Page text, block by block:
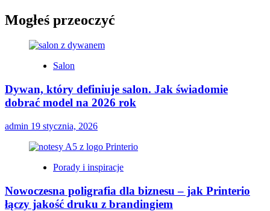
Mogłeś przeoczyć
Salon
Dywan, który definiuje salon. Jak świadomie
dobrać model na 2026 rok
admin 19 stycznia, 2026
Porady i inspiracje
Nowoczesna poligrafia dla biznesu – jak Printerio
łączy jakość druku z brandingiem